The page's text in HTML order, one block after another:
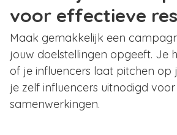
voor effectieve
Maak gemakkelijk een
jouw doelstellingen opgeeft. Je
of je influencers laat pitchen
je zelf influencers uitnodigd voor
samenwerkingen.